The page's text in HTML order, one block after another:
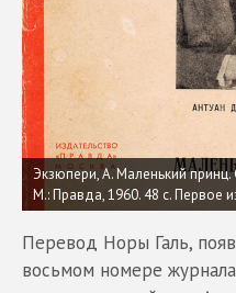
Экзюпери, А. Маленький принц.
М.: Правда, 1960. 48 с. Первое
Перевод Норы Галь,
восьмом номере